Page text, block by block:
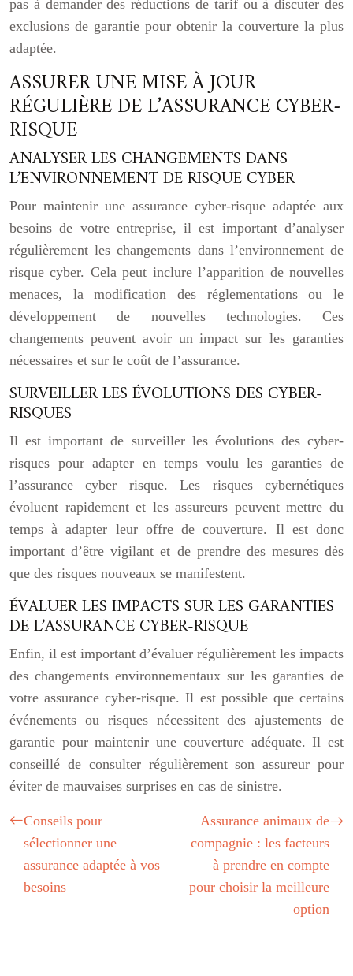
pas à demander des réductions de tarif ou à discuter des
exclusions de garantie pour obtenir la couverture la plus
adaptée.
ASSURER UNE MISE À JOUR
RÉGULIÈRE DE L’ASSURANCE CYBER-
RISQUE
ANALYSER LES CHANGEMENTS DANS
L’ENVIRONNEMENT DE RISQUE CYBER
Pour maintenir une assurance cyber-risque adaptée aux
besoins de votre entreprise, il est important d’analyser
régulièrement les changements dans l’environnement de
risque cyber. Cela peut inclure l’apparition de nouvelles
menaces, la modification des réglementations ou le
développement de nouvelles technologies. Ces
changements peuvent avoir un impact sur les garanties
nécessaires et sur le coût de l’assurance.
SURVEILLER LES ÉVOLUTIONS DES CYBER-
RISQUES
Il est important de surveiller les évolutions des cyber-
risques pour adapter en temps voulu les garanties de
l’assurance cyber risque. Les risques cybernétiques
évoluent rapidement et les assureurs peuvent mettre du
temps à adapter leur offre de couverture. Il est donc
important d’être vigilant et de prendre des mesures dès
que des risques nouveaux se manifestent.
ÉVALUER LES IMPACTS SUR LES GARANTIES
DE L’ASSURANCE CYBER-RISQUE
Enfin, il est important d’évaluer régulièrement les impacts
des changements environnementaux sur les garanties de
votre assurance cyber-risque. Il est possible que certains
événements ou risques nécessitent des ajustements de
garantie pour maintenir une couverture adéquate. Il est
conseillé de consulter régulièrement son assureur pour
éviter de mauvaises surprises en cas de sinistre.
Conseils pour
sélectionner une
assurance adaptée à vos
besoins
Assurance animaux de
compagnie : les facteurs
à prendre en compte
pour choisir la meilleure
option